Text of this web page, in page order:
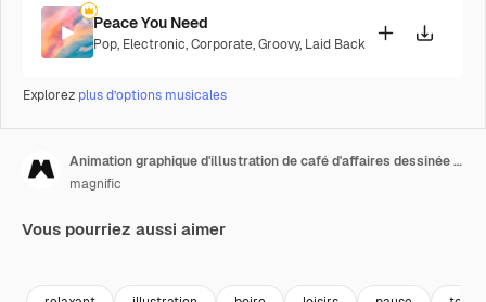
Peace You Need
Pop, Electronic,Corporate,Groovy, Laid Back
Explorez plus d’options musicales
Animation graphique d'illustration de café d'affaires dessinée à la main
magnific
Vous pourriez aussi aimer